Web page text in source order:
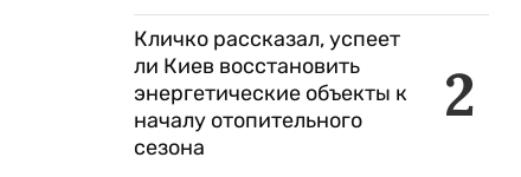
2
Кличко рассказал, успеет
ли Киев восстановить
энергетические объекты к
началу отопительного
сезона